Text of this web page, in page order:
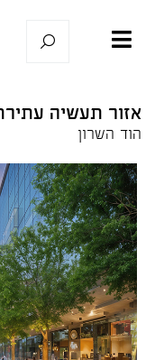
אזור תעשיה
הוד השרון